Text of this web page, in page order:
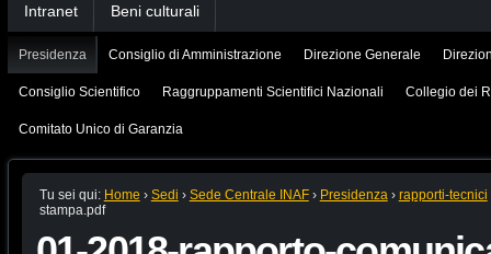
Intranet Beni culturali
Presidenza Consiglio di Amministrazione Direzione Generale
Consiglio Scientifico Raggruppamenti Scientifici Nazionali Collegio dei
Comitato Unico di Garanzia
Tu sei qui: Home › Sedi › Sede Centrale INAF › Presidenza › rapporti-tecnici
stampa.pdf